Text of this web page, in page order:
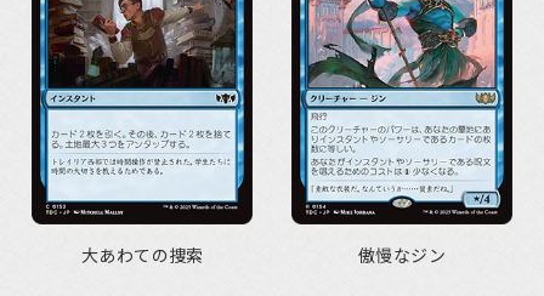
大あわての捜索 傲慢なジン